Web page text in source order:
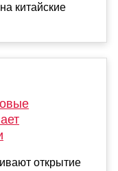
китайские
открытие